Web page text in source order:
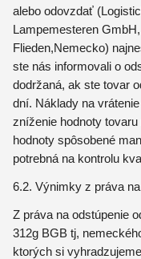
alebo odovzdať
Lampemesteren
Flieden,Nemecko)
ste nás informovali o
dodržaná, ak ste tovar
dní. Náklady na
zníženie hodnoty
hodnoty spôsobené
potrebná na kontrolu
6.2. Výnimky z práva
Z práva na odstúpenie
312g BGB tj,
ktorých si